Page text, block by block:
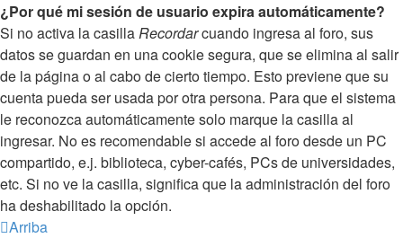
¿Por qué mi sesión de usuario expira automáticamente?
Si no activa la casillaRecordarcuando ingresa al foro, sus
datos se guardan en una cookie segura, que se elimina al salir
de la página o al cabo de cierto tiempo. Esto previene que su
cuenta pueda ser usada por otra persona. Para que el sistema
le reconozca automáticamente solo marque la casilla al
ingresar. No es recomendable si accede al foro desde un PC
compartido, e.j. biblioteca, cyber-cafés, PCs de universidades,
etc. Si no ve la casilla, significa que la administración del foro
ha deshabilitado la opción.
Arriba